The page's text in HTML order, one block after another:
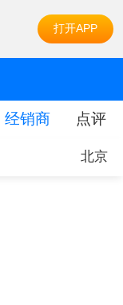
打开APP
经销商 点评
北京